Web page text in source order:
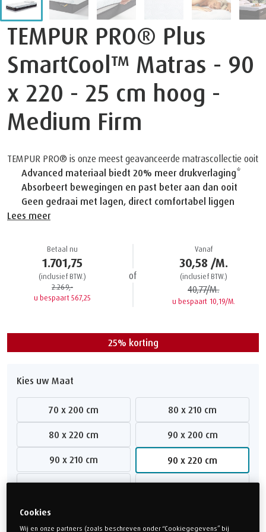
TEMPUR PRO® Plus
SmartCool™ Matras - 90
x 220 - 25 cm hoog -
Medium Firm
TEMPUR PRO® is onze meest geavanceerde matrascollectie ooit
Advanced materiaal biedt 20% meer drukverlaging*
Absorbeert bewegingen en past beter aan dan ooit
Geen gedraai met lagen, direct comfortabel liggen
Lees meer
Betaal nu
1.701,75
(inclusief BTW.)
2.269,-
u bespaart 567,25
of
Vanaf
30,58 /M.
(inclusief BTW.)
40,77/M.
u bespaart 10,19/M.
25% korting
Kies uw Maat
70 x 200 cm 80 x 210 cm
80 x 220 cm 90 x 200 cm
90 x 210 cm 90 x 220 cm
100 x 200 cm 100 x 210 cm
Cookies
Wij en onze partners (zoals beschreven onder “Cookiegegevens” bij